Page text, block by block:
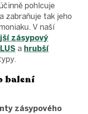
pohlcuje
zabraňuje tak jeho
V naší
zásypový
a hrubší
balení
zásypového